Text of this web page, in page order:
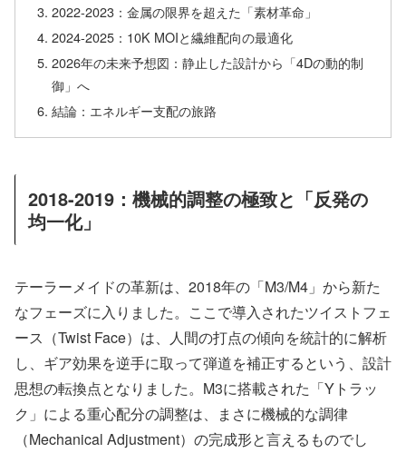
2022-2023：金属の限界を超えた「素材革命」
2024-2025：10K MOIと繊維配向の最適化
2026年の未来予想図：静止した設計から「4Dの動的制
御」へ
結論：エネルギー支配の旅路
2018-2019：機械的調整の極致と「反発の
均一化」
テーラーメイドの革新は、2018年の「M3/M4」から新た
なフェーズに入りました。ここで導入されたツイストフェ
ース（Twist Face）は、人間の打点の傾向を統計的に解析
し、ギア効果を逆手に取って弾道を補正するという、設計
思想の転換点となりました。M3に搭載された「Yトラッ
ク」による重心配分の調整は、まさに機械的な調律
（Mechanical Adjustment）の完成形と言えるものでし